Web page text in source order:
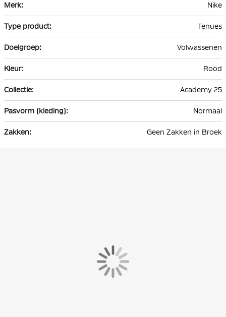
informatie
Nike
Tenues
Volwassenen
Rood
Academy 25
Normaal
Geen Zakken in Broek